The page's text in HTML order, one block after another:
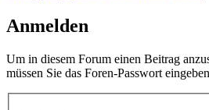
Anmelden
Um in diesem Forum einen Beitrag
müssen Sie das Foren-Passwort